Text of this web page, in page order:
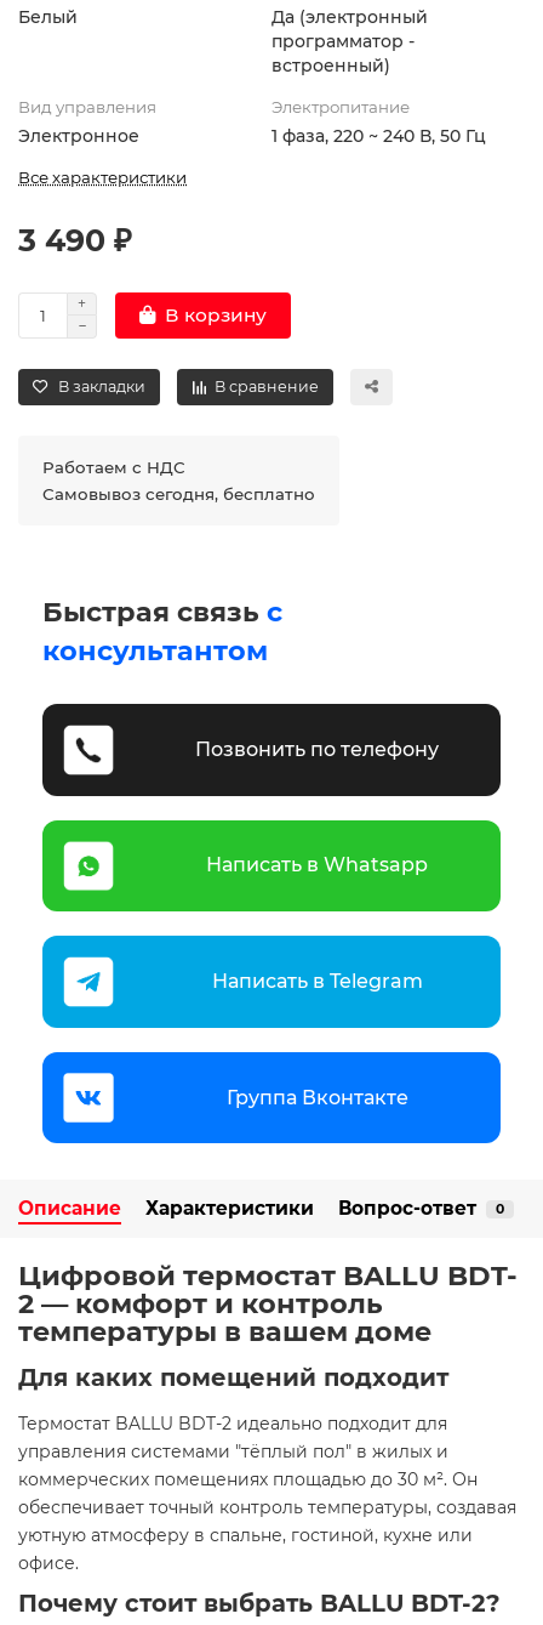
Белый
Да (электронный
программатор -
встроенный)
Вид управления
Электронное
Электропитание
1 фаза, 220 ~ 240 В, 50 Гц
Все характеристики
3 490 ₽
В корзину
В закладки В сравнение
Работаем с НДС
Самовывоз сегодня, бесплатно
Быстрая связь с
консультантом
Позвонить по телефону
Написать в Whatsapp
Написать в Telegram
Группа Вконтакте
Описание Характеристики Вопрос-ответ 0
Цифровой термостат BALLU BDT-
2 — комфорт и контроль
температуры в вашем доме
Для каких помещений подходит
Термостат BALLU BDT-2 идеально подходит для
управления системами "тёплый пол" в жилых и
коммерческих помещениях площадью до 30 м². Он
обеспечивает точный контроль температуры, создавая
уютную атмосферу в спальне, гостиной, кухне или
офисе.​
Почему стоит выбрать BALLU BDT-2?